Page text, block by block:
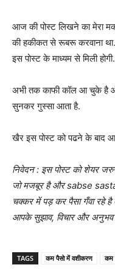
आज की पोस्ट लिखने का मेरा
की हकीकत से रूबरू करवाना था.
इस पोस्ट के माध्यम से मिली होगी.
अभी तक काफी कॉल आ चुके है
सुनकर गुस्सा आता है.
खैर इस पोस्ट को पढने के बाद
निवेदन : इस पोस्ट को शेयर
जो मजबूर है और sabse
चक्कर में पड़ कर पैसा गँवा रहे
आपके सुझाव, विचार और
TAGS कम पैसो में वशीकरण कम